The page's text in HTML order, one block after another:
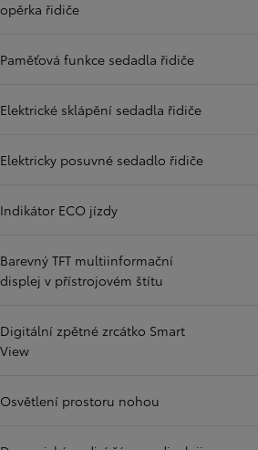
opěrka řidiče
Paměťová funkce sedadla řidiče
Elektrické sklápění sedadla řidiče
Elektricky posuvné sedadlo řidiče
Indikátor ECO jízdy
Barevný TFT multiinformační
displej v přístrojovém štítu
Digitální zpětné zrcátko Smart
View
Osvětlení prostoru nohou